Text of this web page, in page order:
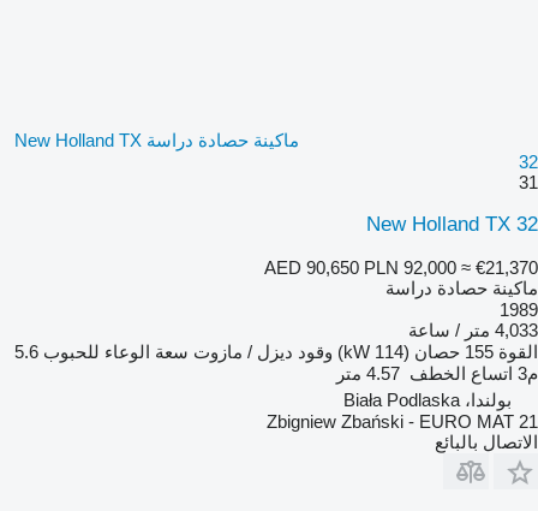
ماكينة حصادة دراسة New Holland TX
32
31
New Holland TX 32
AED 90,650 PLN 92,000 ≈ €21,370
ماكينة حصادة دراسة
1989
4,033 متر / ساعة
القوة 155 حصان (114 kW) وقود ديزل / مازوت سعة الوعاء للحبوب 5.6
م3
اتساع الخطف 4.57 متر
بولندا، Biała Podlaska
Zbigniew Zbański - EURO MAT 21
الاتصال بالبائع